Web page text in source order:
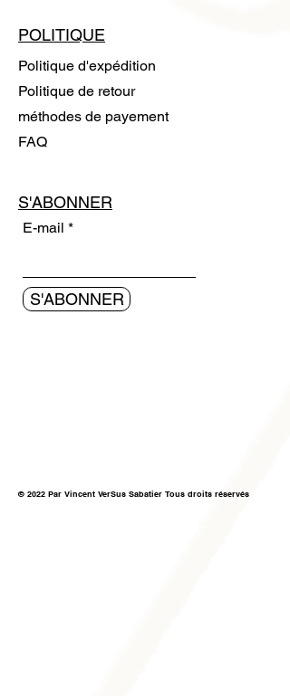
POLITIQUE
Politique d'expédition
Politique de retour
méthodes de payement
FAQ
S'ABONNER
E-mail
S'ABONNER
© 2022 Par Vincent VerSus Sabatier Tous droits réservés